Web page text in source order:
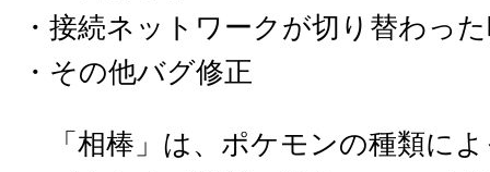
・接続ネットワークが切り替わっ
・その他バグ修正
「相棒」は、ポケモンの種類に